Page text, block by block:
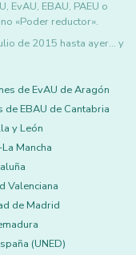
EvAU, EBAU, PAEU o
«Poder reductor».
de 2015 hasta ayer... y
de EvAU de Aragón
de EBAU de Cantabria
y León
Mancha
Valenciana
de Madrid
(UNED)